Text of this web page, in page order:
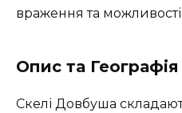
враження та
Опис та Географія
Скелі Довбуша